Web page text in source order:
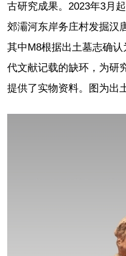
古研究成果。2023年3月
郊灞河东岸务庄村发掘汉
其中M8根据出土墓志确
代文献记载的缺环，为研
提供了实物资料。图为出